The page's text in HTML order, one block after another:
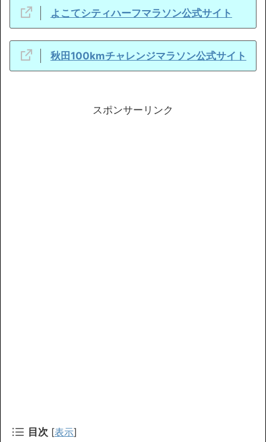
よこてシティハーフマラソン公式サイト
秋田100kmチャレンジマラソン公式サイト
スポンサーリンク
目次 [表示]